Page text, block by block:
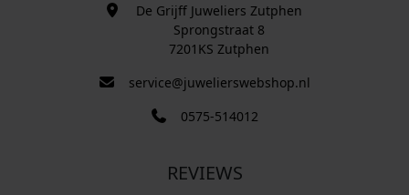
De Grijff Juweliers Zutphen
Sprongstraat 8
7201KS Zutphen
service@juwelierswebshop.nl
0575-514012
REVIEWS